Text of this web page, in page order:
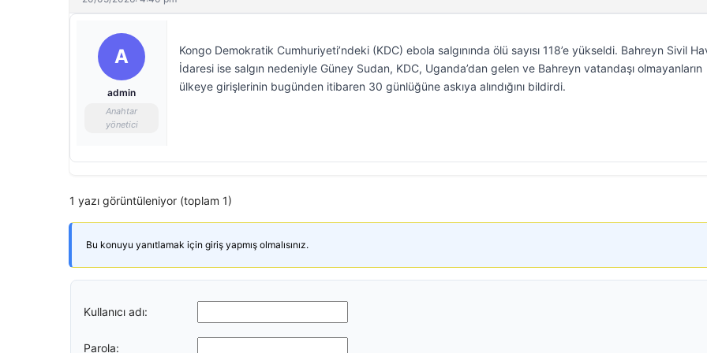
A
admin
Anahtar
yönetici
Kongo Demokratik Cumhuriyeti’ndeki (KDC) ebola salgınında ölü sayısı 118’e yükseldi. Bahreyn Sivil
İdaresi ise salgın nedeniyle Güney Sudan, KDC, Uganda’dan gelen ve Bahreyn vatandaşı olmayanların
ülkeye girişlerinin bugünden itibaren 30 günlüğüne askıya alındığını bildirdi.
1 yazı görüntüleniyor (toplam 1)
Bu konuyu yanıtlamak için giriş yapmış olmalısınız.
Kullanıcı adı:
Parola: